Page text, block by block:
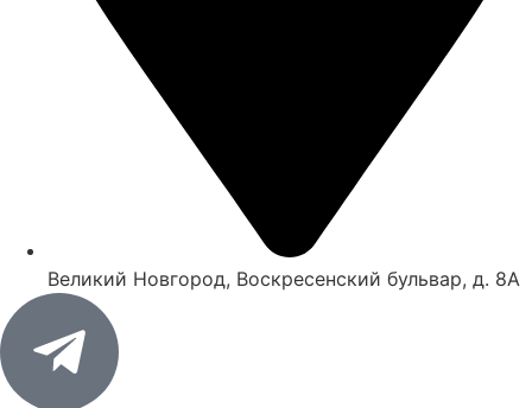
Великий Новгород, Воскресенский бульвар, д. 8А